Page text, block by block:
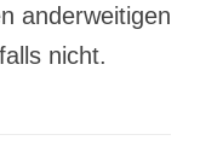
anderweitigen
nicht.